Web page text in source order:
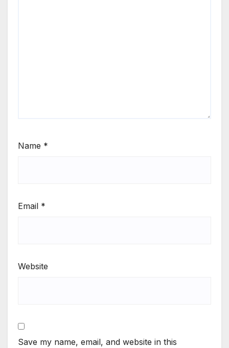
Name *
Email *
Website
Save my name, email, and website in this